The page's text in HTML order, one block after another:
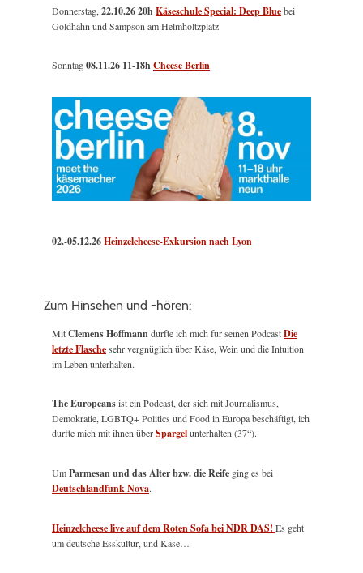
Donnerstag,22.10.26 20hKäseschule Special: Deep Bluebei
Goldhahn und Sampson am Helmholtzplatz
Sonntag08.11.26 11-18hCheese Berlin
02.-05.12.26Heinzelcheese-Exkursion nach Lyon
Zum Hinsehen und -hören:
MitClemens Hoffmanndurfte ich mich für seinen PodcastDie
letzte Flaschesehr vergnüglich über Käse, Wein und die Intuition
im Leben unterhalten.
The Europeansist ein Podcast, der sich mit Journalismus,
Demokratie, LGBTQ+ Politics und Food in Europa beschäftigt, ich
durfte mich mit ihnen überSpargelunterhalten (37“).
UmParmesan und das Alter bzw. die Reife ging es bei
Deutschlandfunk Nova.
Heinzelcheese live auf dem Roten Sofa bei NDR DAS! Es geht
um deutsche Esskultur, und Käse…